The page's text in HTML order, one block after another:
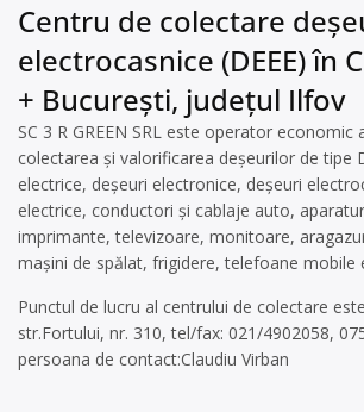
Centru de colectare
electrocasnice (DEEE) în
+ București, județul Ilfov
SC 3 R GREEN SRL este operator
colectarea și valorificarea deșeurilor de tipe
electrice, deșeuri electronice, deșeuri
electrice, conductori și cablaje auto,
imprimante, televizoare, monitoare,
mașini de spălat, frigidere, telefoane mobile
Punctul de lucru al centrului de colectare
str.Fortului, nr. 310, tel/fax: 021/4902058,
persoana de contact:Claudiu Virban